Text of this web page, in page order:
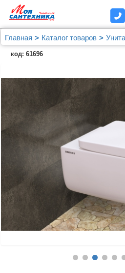
Главная Каталог товаров
Унитазы Berges Wasserhaus
Комплект Berges NOVUM525,
код: 61696